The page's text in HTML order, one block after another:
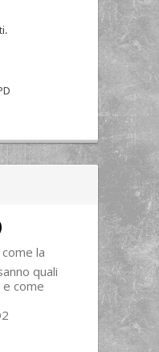
la
quali
come